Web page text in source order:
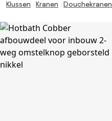
Klussen Kranen Douchekranen